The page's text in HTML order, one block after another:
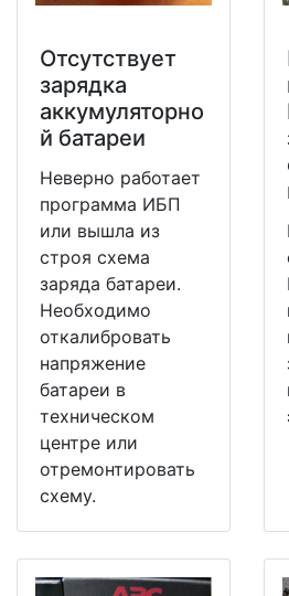
Отсутствует
зарядка
аккумуляторно
й батареи
Неверно работает
программа ИБП
или вышла из
строя схема
заряда батареи.
Необходимо
откалибровать
напряжение
батареи в
техническом
центре или
отремонтировать
схему.